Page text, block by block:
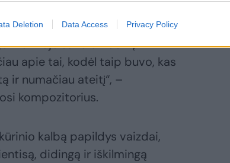
Deletion Data Access Privacy Policy
aš turėjau režisieriaus
apie okupuotą, bet
muzikoje savo emocinę
apie tai, kodėl taip buvo, kas
ir numačiau ateitį“, –
kompozitorius.
kalbą papildys vaizdai,
didingą ir iškilmingą